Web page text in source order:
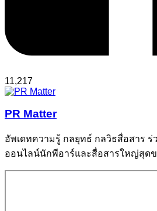
11,217
PR Matter
อัพเดทความรู้ กลยุทธ์ กลวิธสื่อสาร
ออนไลน์นักพีอาร์และสื่อสารใหญ่สุดข